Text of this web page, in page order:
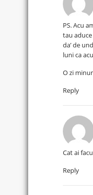
PS. Acu
tau
da’ de
luni ca
O zi
Reply
Cat ai
Reply